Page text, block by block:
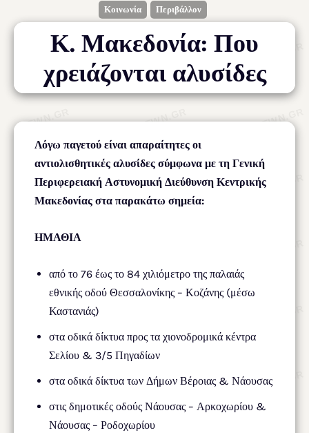
Κοινωνία Περιβάλλον
Κ. Μακεδονία: Που
χρειάζονται αλυσίδες
Λόγω παγετού είναι απαραίτητες οι
αντιολισθητικές αλυσίδες σύμφωνα με τη Γενική
Περιφερειακή Αστυνομική Διεύθυνση Κεντρικής
Μακεδονίας στα παρακάτω σημεία:
ΗΜΑΘΙΑ
από το 76 έως το 84 χιλιόμετρο της παλαιάς
εθνικής οδού Θεσσαλονίκης – Κοζάνης (μέσω
Καστανιάς)
στα οδικά δίκτυα προς τα χιονοδρομικά κέντρα
Σελίου & 3/5 Πηγαδίων
στα οδικά δίκτυα των Δήμων Βέροιας & Νάουσας
στις δημοτικές οδούς Νάουσας – Αρκοχωρίου &
Νάουσας – Ροδοχωρίου